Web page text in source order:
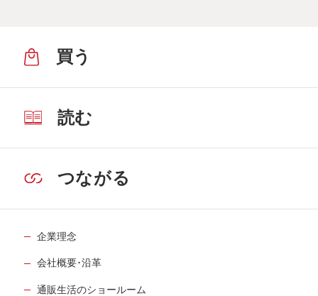
買う
読む
つながる
企業理念
会社概要･沿革
通販生活のショールーム